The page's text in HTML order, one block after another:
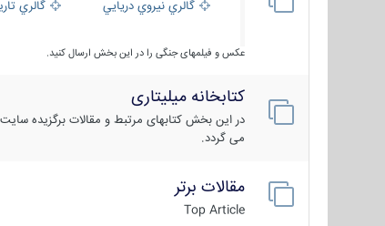
گالري نيروي دريايي
گالري
عکس و فیلمهای جنگی را در این بخش ارسال کنید.
کتابخانه میلیتاری
در این بخش کتابهای مرتبط و مقالات برگزیده سایت
می گردد.
مقالات برتر
Top Article